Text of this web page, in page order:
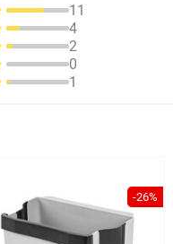
11
4
2
0
1
-26%